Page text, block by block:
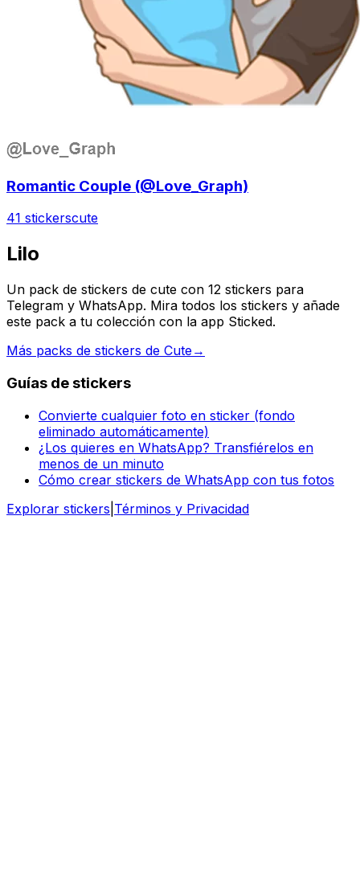
Romantic Couple (@Love_Graph)
41 stickerscute
Lilo
Un pack de stickers de cute con 12 stickers para
Telegram y WhatsApp. Mira todos los stickers y añade
este pack a tu colección con la app Sticked.
Más packs de stickers de Cute→
Guías de stickers
Convierte cualquier foto en sticker (fondo
eliminado automáticamente)
¿Los quieres en WhatsApp? Transfiérelos en
menos de un minuto
Cómo crear stickers de WhatsApp con tus fotos
Explorar stickers Términos y Privacidad